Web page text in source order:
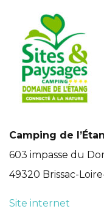
Camping de
603 impasse du
49320 Brissac-
Site internet